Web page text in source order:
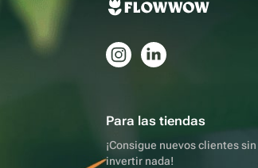
Para las tiendas
¡Consigue nuevos clientes sin
invertir nada!